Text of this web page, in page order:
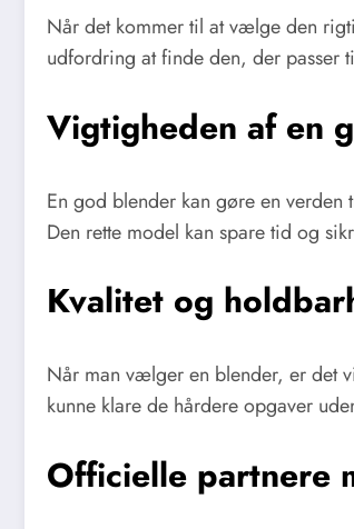
Når det kommer til at vælge den
udfordring at finde den, der passer
Vigtigheden af en
En god blender kan gøre en
Den rette model kan spare tid og
Kvalitet og
Når man vælger en blender, er det
kunne klare de hårdere opgaver
Officielle partnere